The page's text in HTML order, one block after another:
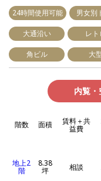
24時間使用可能 男女別
大通沿い レト
角ビル 大
内覧
階数 面積 賃料＋共
益費
地上2
階
8.38
坪 相談